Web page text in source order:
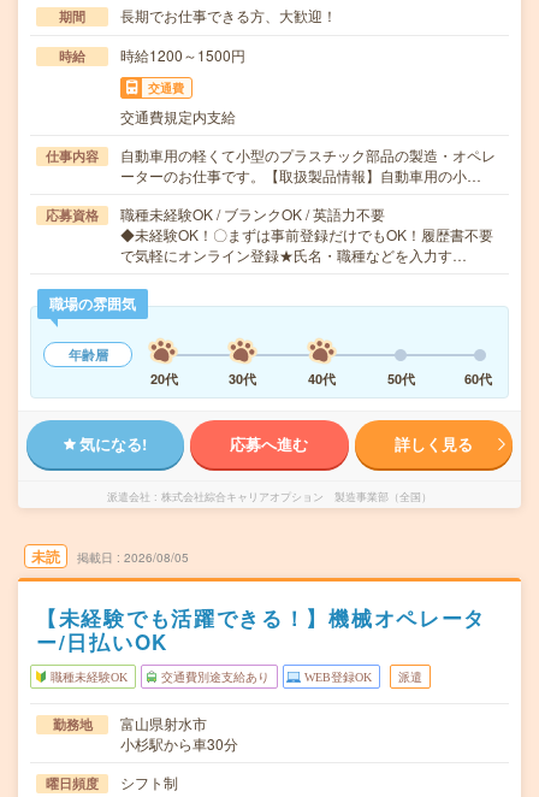
期間 長期でお仕事できる方、大歓迎！
時給 時給1200～1500円
交通費
交通費規定内支給
仕事内容
自動車用の軽くて小型のプラスチック部品の製造・オペレ
ーターのお仕事です。【取扱製品情報】自動車用の小…
応募資格
職種未経験OK / ブランクOK / 英語力不要
◆未経験OK！〇まずは事前登録だけでもOK！履歴書不要
で気軽にオンライン登録★氏名・職種などを入力す…
職場の雰囲気
年齢層
20代
30代 40代 50代 60代
気になる! 応募へ進む 詳しく見る
派遣会社 株式会社綜合キャリアオプション 製造事業部（全国）
未読 掲載日 2026/08/05
【未経験でも活躍できる！】機械オペレータ
ー/日払いOK
職種未経験OK 交通費別途支給あり WEB登録OK 派遣
勤務地
富山県射水市
小杉駅から車30分
曜日頻度 シフト制